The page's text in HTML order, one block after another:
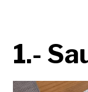
1.-